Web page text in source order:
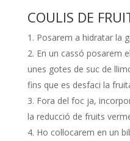
COULIS DE
Posarem a hidratar la
En un cassó posarem
unes gotes de suc de
fins que es desfaci la
Fora del foc ja,
la reducció de fruits
Ho col·locarem en un